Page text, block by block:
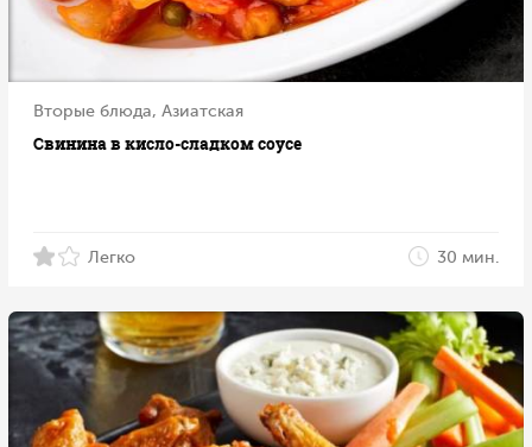
Вторые блюда, Азиатская
Свинина в кисло-сладком соусе
Легко 30 мин.